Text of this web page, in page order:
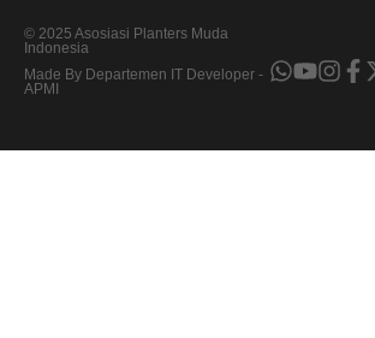
© 2025 Asosiasi Planters Muda
Indonesia
Made By Departemen IT Developer -
APMI